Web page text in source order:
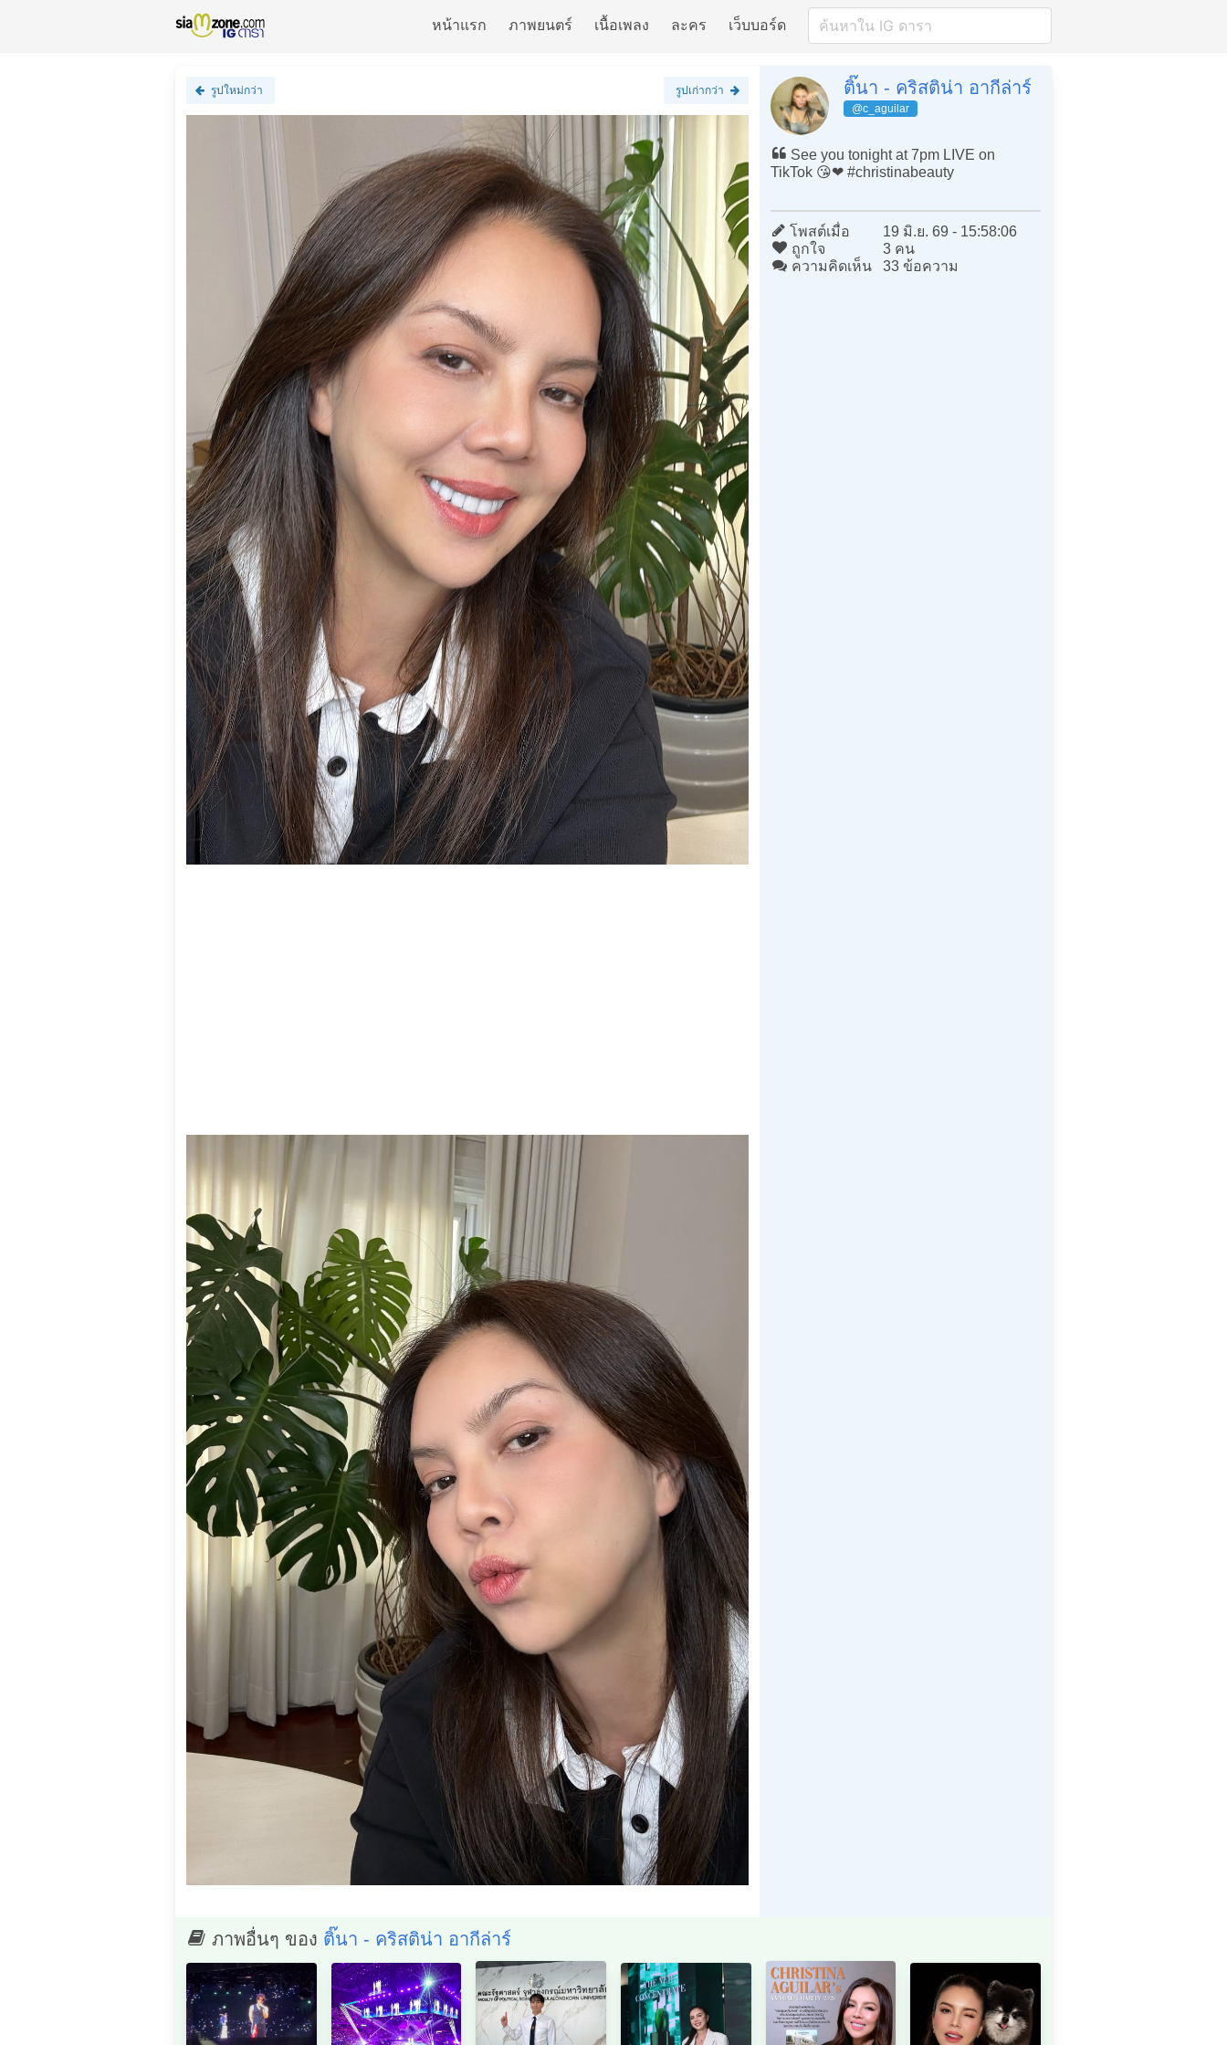
หน้าแรก ภาพยนตร์ เนื้อเพลง ละคร เว็บบอร์ด
รูปใหม่กว่า รูปเก่ากว่า ติ๊นา - คริสติน่า อากีล่าร์
@c_aguilar
See you tonight at 7pm LIVE on
TikTok 😘❤️ #christinabeauty
โพสต์เมื่อ
19 มิ.ย. 69 - 15:58:06
ถูกใจ
3 คน
ความคิดเห็น
33 ข้อความ
ภาพอื่นๆ ของ ติ๊นา - คริสติน่า อากีล่าร์